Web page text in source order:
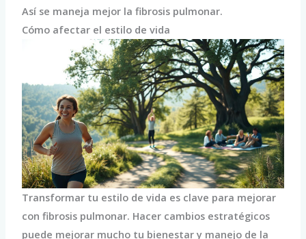
Así se maneja mejor la fibrosis pulmonar.
Cómo afectar el estilo de vida
Transformar tu estilo de vida es clave para mejorar
con fibrosis pulmonar. Hacer cambios estratégicos
puede mejorar mucho tu bienestar y manejo de la